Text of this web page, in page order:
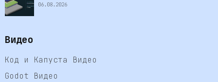
06.08.2026
Видео
Код и Капуста Видео
Godot Видео